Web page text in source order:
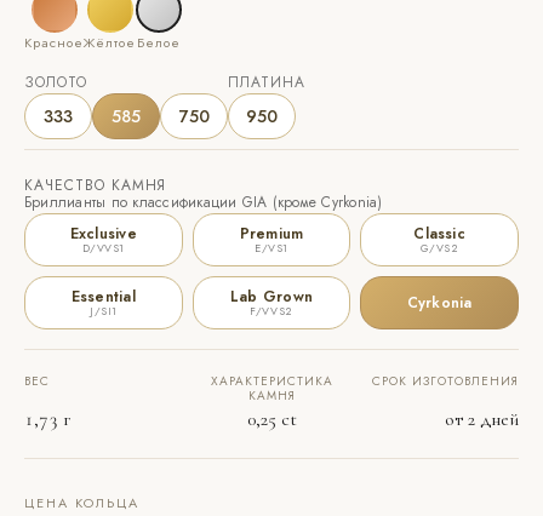
КрасноеЖёлтое Белое
ЗОЛОТО
333 585 750
ПЛАТИНА
950
КАЧЕСТВО КАМНЯ
Бриллианты по классификации GIA (кроме Cyrkonia)
Exclusive
D/VVS1
Premium
E/VS1
Classic
G/VS2
Essential
J/SI1
Lab Grown
F/VVS2 Cyrkonia
ВЕС
1,73 г
ХАРАКТЕРИСТИКА
КАМНЯ
0,25 ct
СРОК ИЗГОТОВЛЕНИЯ
от 2 дней
ЦЕНА КОЛЬЦА